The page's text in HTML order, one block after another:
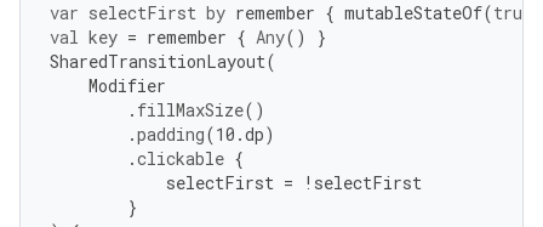
var selectFirst by remember { mutableStateOf(true
val key = remember { Any()
}
SharedTransitionLayout(
Modifier
. fillMaxSize()
.padding(10.dp)
.clickable {
selectFirst = ! selectFirst
}